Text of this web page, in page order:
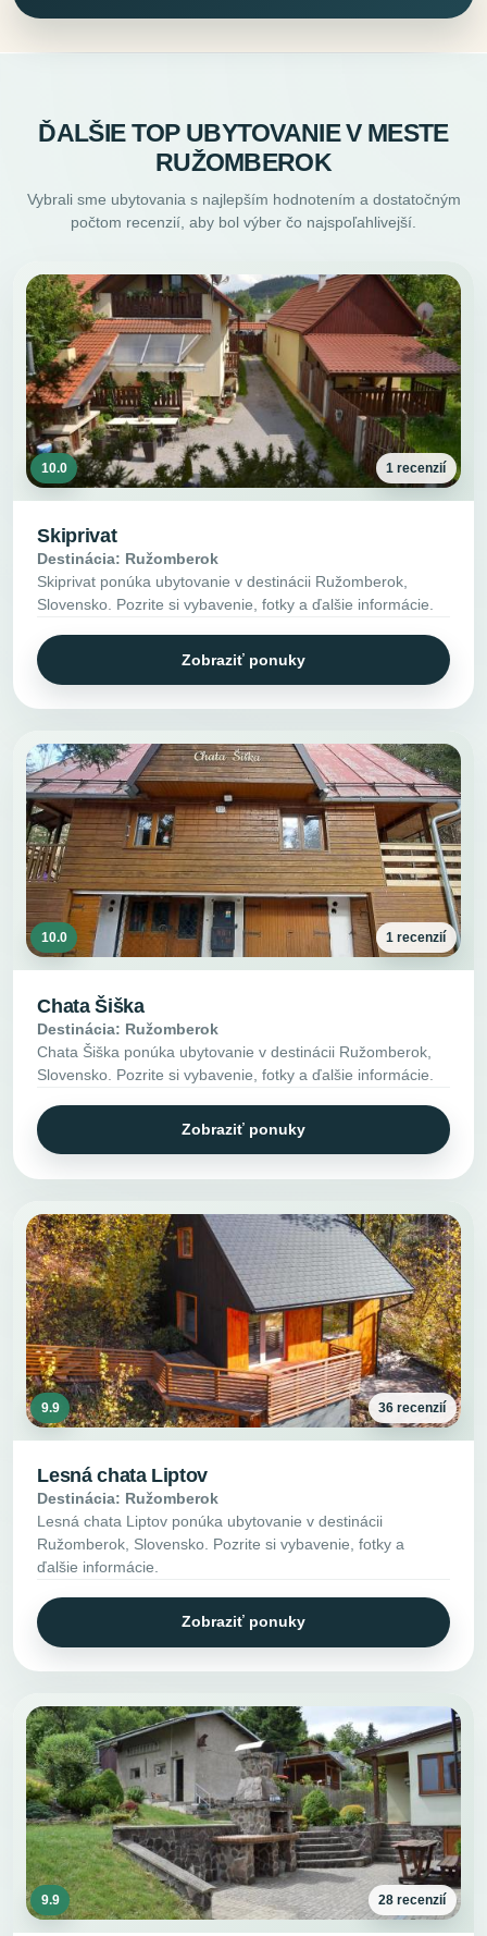
ĎALŠIE TOP UBYTOVANIE V MESTE
RUŽOMBEROK
Vybrali sme ubytovania s najlepším hodnotením a dostatočným
počtom recenzií, aby bol výber čo najspoľahlivejší.
10.0 1 recenzií
Skiprivat
Destinácia: Ružomberok
Skiprivat ponúka ubytovanie v destinácii Ružomberok,
Slovensko. Pozrite si vybavenie, fotky a ďalšie informácie.
Zobraziť ponuky
10.0 1 recenzií
Chata Šiška
Destinácia: Ružomberok
Chata Šiška ponúka ubytovanie v destinácii Ružomberok,
Slovensko. Pozrite si vybavenie, fotky a ďalšie informácie.
Zobraziť ponuky
9.9 36 recenzií
Lesná chata Liptov
Destinácia: Ružomberok
Lesná chata Liptov ponúka ubytovanie v destinácii
Ružomberok, Slovensko. Pozrite si vybavenie, fotky a
ďalšie informácie.
Zobraziť ponuky
9.9 28 recenzií